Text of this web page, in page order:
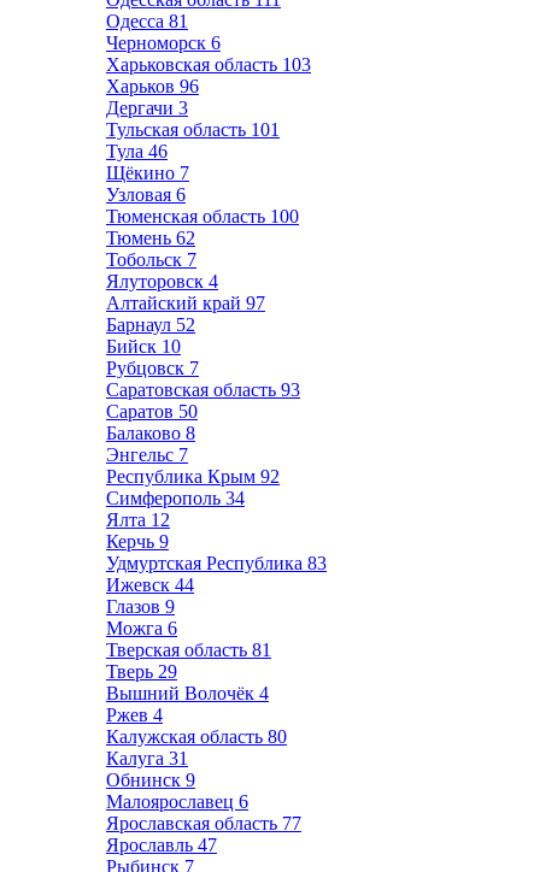
Одесса 81
Черноморск 6
Харьковская область 103
Харьков 96
Дергачи 3
Тульская область 101
Тула 46
Щёкино 7
Узловая 6
Тюменская область 100
Тюмень 62
Тобольск 7
Ялуторовск 4
Алтайский край 97
Барнаул 52
Бийск 10
Рубцовск 7
Саратовская область 93
Саратов 50
Балаково 8
Энгельс 7
Республика Крым 92
Симферополь 34
Ялта 12
Керчь 9
Удмуртская Республика 83
Ижевск 44
Глазов 9
Можга 6
Тверская область 81
Тверь 29
Вышний Волочёк 4
Ржев 4
Калужская область 80
Калуга 31
Обнинск 9
Малоярославец 6
Ярославская область 77
Ярославль 47
Рыбинск 7